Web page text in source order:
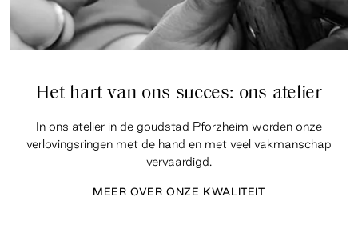
Het hart van ons succes: ons atelier
In ons atelier in de goudstad Pforzheim worden onze
verlovingsringen met de hand en met veel vakmanschap
vervaardigd.
MEER OVER ONZE KWALITEIT